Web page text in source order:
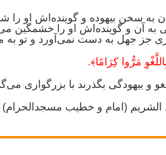
سخن بیهوده و گوینده‌اش او را
به آن و گوینده‌اش او را خشمگین
جز جهل به دست نمی‌آورد و تو
مَرُّوا کِرَامًا﴾.
و بیهودگی بگذرند با بزرگواری
الشریم (امام و خطیب مسجدالحرام)